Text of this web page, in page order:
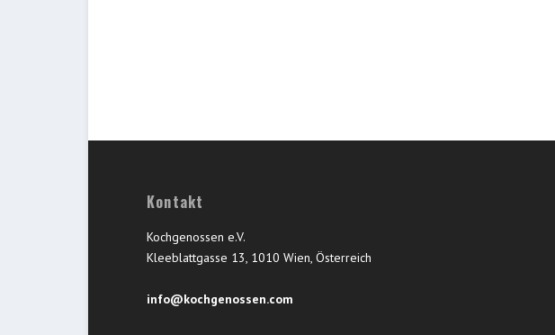
Kontakt
Kochgenossen e.V.
Kleeblattgasse 13, 1010 Wien, Österreich
info@kochgenossen.com